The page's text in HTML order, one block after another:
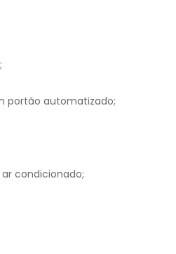
portão automatizado;
condicionado;